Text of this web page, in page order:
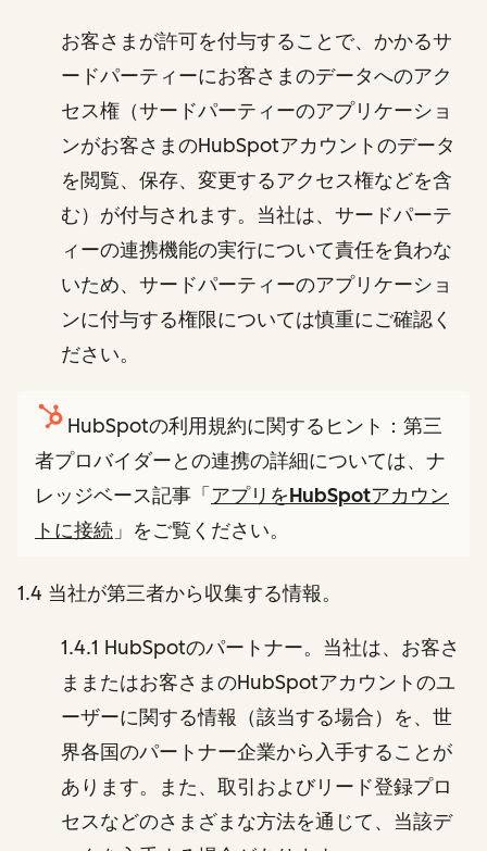
お客さまが許可を付与することで、かかるサ
ードパーティーにお客さまのデータへのアク
セス権（サードパーティーのアプリケーショ
ンがお客さまのHubSpotアカウントのデータ
を閲覧、保存、変更するアクセス権などを含
む）が付与されます。当社は、サードパーテ
ィーの連携機能の実行について責任を負わな
いため、サードパーティーのアプリケーショ
ンに付与する権限については慎重にご確認く
ださい。
HubSpotの利用規約に関するヒント：第三
者プロバイダーとの連携の詳細については、ナ
レッジベース記事「 アプリをHubSpotアカウン
トに接続 」をご覧ください。
1.4 当社が第三者から収集する情報。
1.4.1 HubSpotのパートナー。当社は、お客さ
ままたはお客さまのHubSpotアカウントのユ
ーザーに関する情報（該当する場合）を、世
界各国のパートナー企業から入手することが
あります。また、取引およびリード登録プロ
セスなどのさまざまな方法を通じて、当該デ